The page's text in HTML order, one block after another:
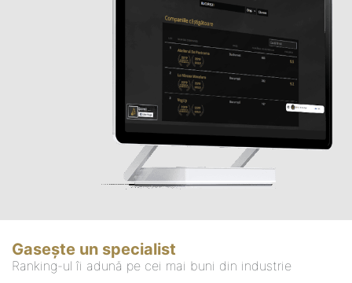
Gasește un specialist
Ranking-ul îi adună pe cei mai buni din industrie